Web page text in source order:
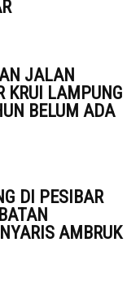
JALAN
KRUI LAMPUNG
BELUM ADA
DI PESIBAR
AMBRUK